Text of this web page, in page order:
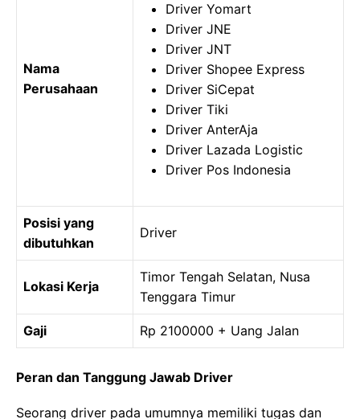
Nama
Perusahaan
Driver Yomart
Driver JNE
Driver JNT
Driver Shopee Express
Driver SiCepat
Driver Tiki
Driver AnterAja
Driver Lazada Logistic
Driver Pos Indonesia
Posisi yang
dibutuhkan
Driver
Lokasi Kerja
Timor Tengah Selatan, Nusa
Tenggara Timur
Gaji Rp 2100000 + Uang Jalan
Peran dan Tanggung Jawab Driver
Seorang driver pada umumnya memiliki tugas dan